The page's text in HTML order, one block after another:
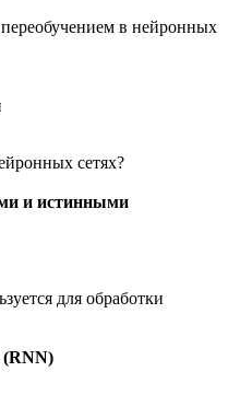
в нейронных
сетях?
и истинными
для обработки
(RNN)